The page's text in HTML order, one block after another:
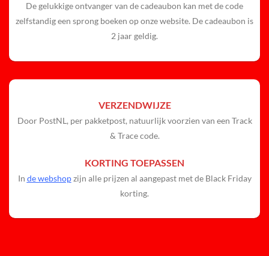
De gelukkige ontvanger van de cadeaubon kan met de code
zelfstandig een sprong boeken op onze website. De cadeaubon is
2 jaar geldig.
VERZENDWIJZE
Door PostNL, per pakketpost, natuurlijk voorzien van een Track
& Trace code.
KORTING TOEPASSEN
In de webshopzijn alle prijzen al aangepast met de Black Friday
korting.